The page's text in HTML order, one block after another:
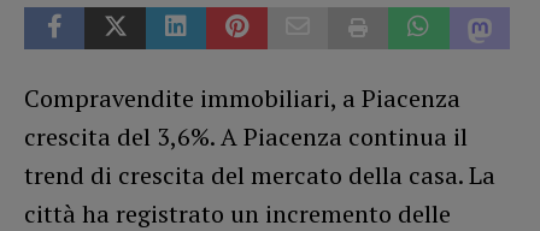
Compravendite immobiliari, a Piacenza
crescita del 3,6%. A Piacenza continua il
trend di crescita del mercato della casa. La
città ha registrato un incremento delle